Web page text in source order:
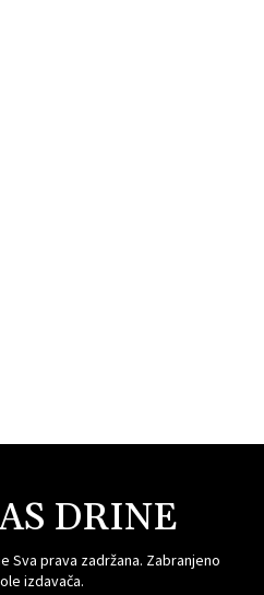
DRINE
Sva prava zadržana. Zabranjeno
izdavača.